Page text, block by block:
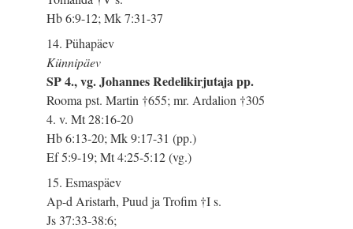
Hb 6:9-12; Mk 7:31-37
14. Pühapäev
Künnipäev
SP 4., vg. Johannes Redelikirjutaja pp.
Rooma pst. Martin †655; mr. Ardalion †305
4. v. Mt 28:16-20
Hb 6:13-20; Mk 9:17-31 (pp.)
Ef 5:9-19; Mt 4:25-5:12 (vg.)
15. Esmaspäev
Ap-d Aristarh, Puud ja Trofim †I s.
Js 37:33-38:6;